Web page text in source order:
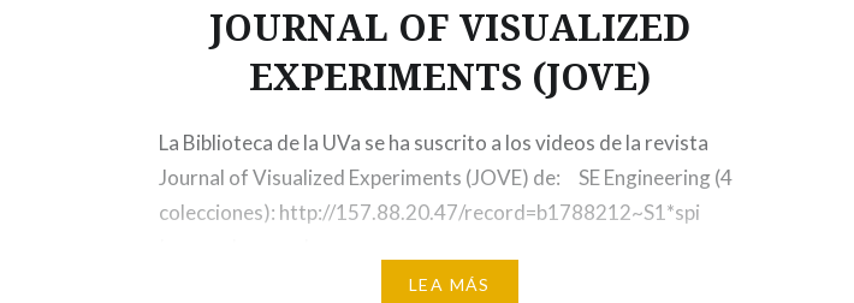
JOURNAL OF VISUALIZED
EXPERIMENTS (JOVE)
La Biblioteca de la UVa se ha suscrito a los videos de la revista
Journal of Visualized Experiments (JOVE) de: SE Engineering (4
colecciones): http://157.88.20.47/record=b1788212~S1*spi
Infection: http://157.88.20.47/record=b1788218~S1*spi
LEA MÁS